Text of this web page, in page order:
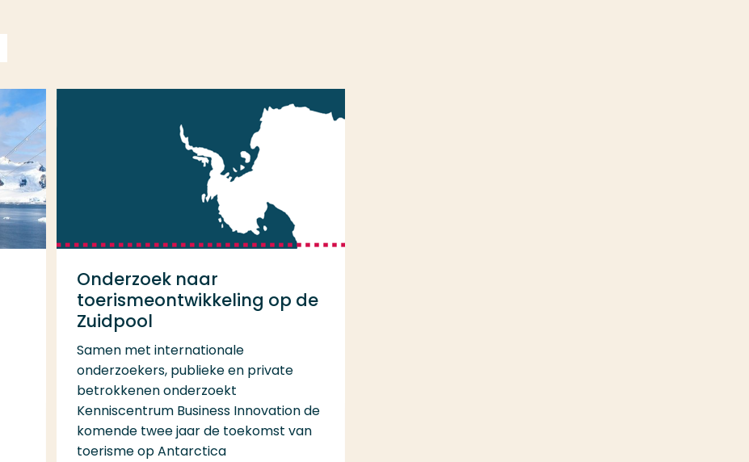
Onderzoek naar
toerismeontwikkeling op de
Zuidpool
Samen met internationale
onderzoekers, publieke en private
betrokkenen onderzoekt
Kenniscentrum Business Innovation de
komende twee jaar de toekomst van
toerisme op Antarctica